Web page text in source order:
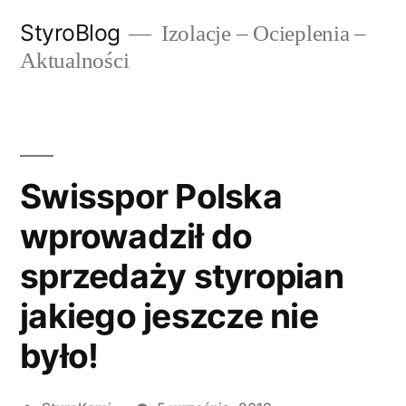
StyroBlog
Izolacje – Ocieplenia –
Aktualności
Swisspor Polska
wprowadził do
sprzedaży styropian
jakiego jeszcze nie
było!